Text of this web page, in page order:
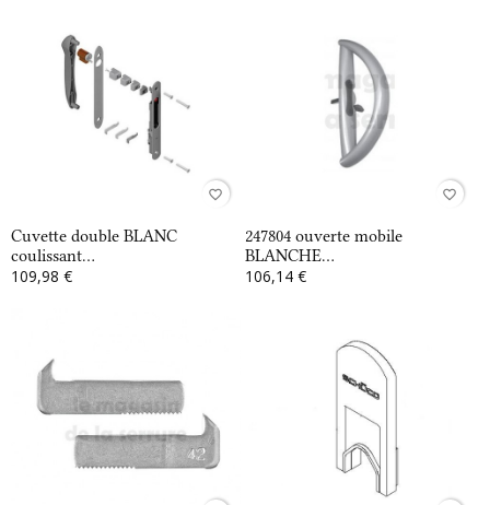
favorite_border
Cuvette double BLANC
coulissant...
109,98 €
favorite_border
247804 ouverte mobile
BLANCHE...
106,14 €